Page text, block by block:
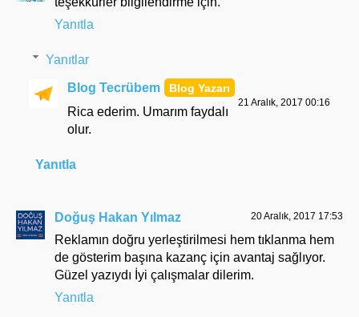
Yanıtla
Yanıtlar
Blog Tecrübem
21 Aralık, 2017 00:16
Rica ederim. Umarım faydalı
olur.
Yanıtla
Doğuş Hakan Yılmaz 20 Aralık, 2017 17:53
Reklamın doğru yerleştirilmesi hem tıklanma hem
de gösterim başına kazanç için avantaj sağlıyor.
Güzel yazıydı İyi çalışmalar dilerim.
Yanıtla